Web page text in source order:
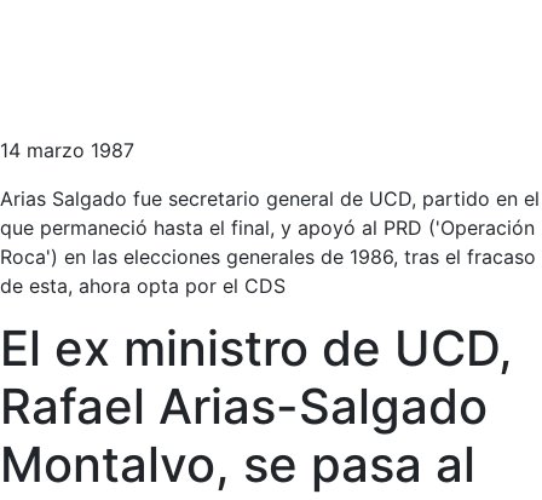
14 marzo 1987
Arias Salgado fue secretario general de UCD, partido en el
que permaneció hasta el final, y apoyó al PRD ('Operación
Roca') en las elecciones generales de 1986, tras el fracaso
de esta, ahora opta por el CDS
El ex ministro de UCD,
Rafael Arias-Salgado
Montalvo, se pasa al